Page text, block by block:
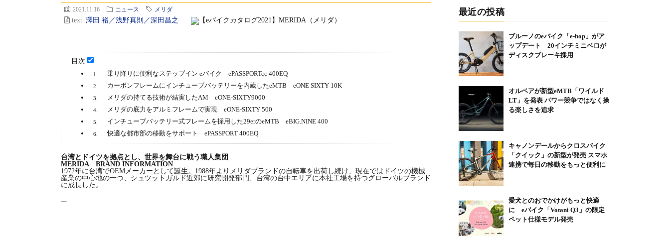
2021.11.16 ニュース メリダ
text 澤田 裕／浅野真則／深田昌之
目次
1. 乗り降りに便利なステップイン eバイク ePASSPORTcc 400EQ
2. カーボンフレームにインチューブバッテリーを内蔵したeMTB eONE SIXTY 10K
3. メリダの持てる技術が結実したAM eONE-SIXTY9000
4. メリダの底力をアルミフレームで実現 eONE-SIXTY 500
5. インチューブバッテリー式フレームを採用した29erのeMTB eBIG.NINE 400
6. 快適な都市部の移動をサポート ePASSPORT 400EQ
台湾とドイツを拠点とし、世界を舞台に戦う職人集団
MERIDA BRAND INFORMATION
1972年に台湾でOEMメーカーとして誕生。1988年よりメリダブランドの自転車を出荷し続け、現在ではドイツの機械
産業の中心地の一つ、シュツットガルド近郊に研究開発部門、台湾の台中エリアに本社工場を持つグローバルブランド
に成長した。
最近の投稿
ブルーノのeバイク「e-hop」がア
ップデート 20インチミニベロが
ディスクブレーキ採用
オルベアが新型eMTB「ワイルド
LT」を発表 パワー競争ではなく操
る楽しさを追求
キャノンデールからクロスバイク
「クイック」の新型が発売 スマホ
連携で毎日の移動をもっと便利に
愛犬とのおでかけがもっと快適
に eバイク「Votani Q3」の限定
ペット仕様モデル発売